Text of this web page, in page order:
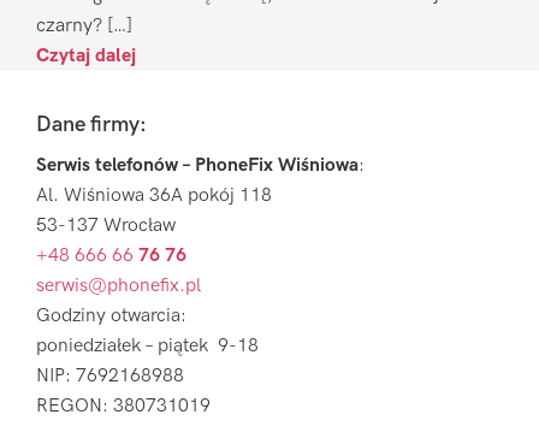
czarny? […]
Czytaj dalej
FooterDane firmy:
Serwis telefonów – PhoneFix Wiśniowa:
Al. Wiśniowa 36A pokój 118
53-137 Wrocław
+48 666 66 76 76
serwis@phonefix.pl
Godziny otwarcia:
poniedziałek – piątek 9-18
NIP: 7692168988
REGON: 380731019